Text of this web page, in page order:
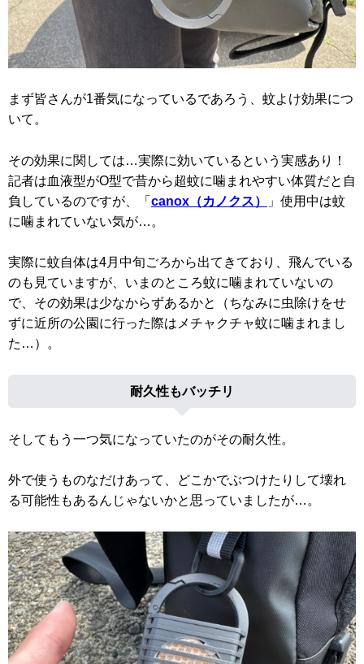
まず皆さんが1番気になっているであろう、蚊よけ効果につ
いて。
その効果に関しては…実際に効いているという実感あり！
記者は血液型がO型で昔から超蚊に噛まれやすい体質だと自
負しているのですが、「 canox（カノクス）
」使用中は蚊
に噛まれていない気が…。
実際に蚊自体は4月中旬ごろから出てきており、飛んでいる
のも見ていますが、いまのところ蚊に噛まれていないの
で、その効果は少なからずあるかと（ちなみに虫除けをせ
ずに近所の公園に行った際はメチャクチャ蚊に噛まれまし
た…）。
耐久性もバッチリ
そしてもう一つ気になっていたのがその耐久性。
外で使うものなだけあって、どこかでぶつけたりして壊れ
る可能性もあるんじゃないかと思っていましたが…。